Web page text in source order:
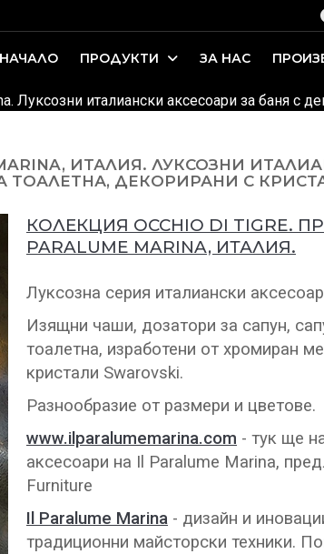
НАЧАЛО ПРОДУКТИ ЗА НАС
Луксозни италиански аксесоари за баня с
ИТАЛИЯ. ЛУКСОЗНИ
ДЕКОРИРАНИ С
КОЛЕКЦИЯ OCCHIO DI TIGRE.
PARALUME MARINA, ИТАЛИЯ.
Луксозна серия италиански
Изящни чаши, дозатори за сапун,
тоалетна, изработени от хромиран
кристали Swarovski.
Разнообразие от размери и цветове.
www.ilparalumemarina.com - тук ще
аксесоари на Il Paralume Marina,
Furniture
Il Paralume Marina - дизайн и
традиционни майсторски техники.